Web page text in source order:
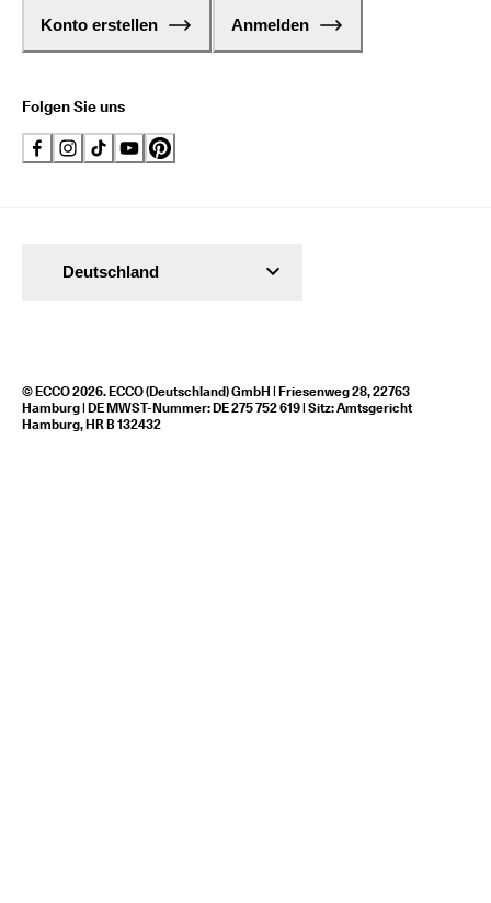
Konto erstellen Anmelden
Folgen Sie uns
© ECCO 2026. ECCO (Deutschland) GmbH | Friesenweg 28, 22763
Hamburg | DE MWST-Nummer: DE 275 752 619 | Sitz: Amtsgericht
Hamburg, HR B 132432
Deutschland